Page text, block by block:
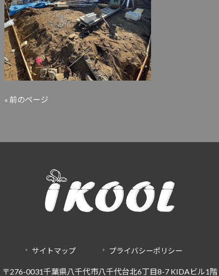
« 前のページ
サイトマップ プライバシーポリシー
〒276-0031千葉県八千代市八千代台北6丁目8-7 KIDAビル1階